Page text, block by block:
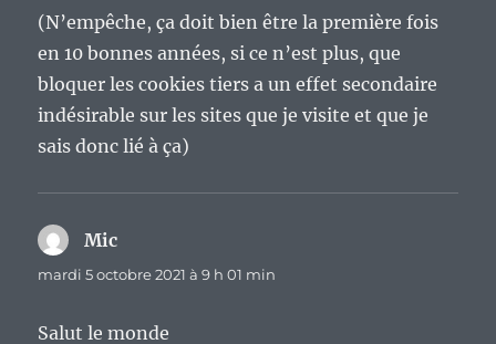
(N’empêche, ça doit bien être la première fois
en 10 bonnes années, si ce n’est plus, que
bloquer les cookies tiers a un effet secondaire
indésirable sur les sites que je visite et que je
sais donc lié à ça)
Mic
mardi 5 octobre 2021 à 9 h 01 min
Salut le monde